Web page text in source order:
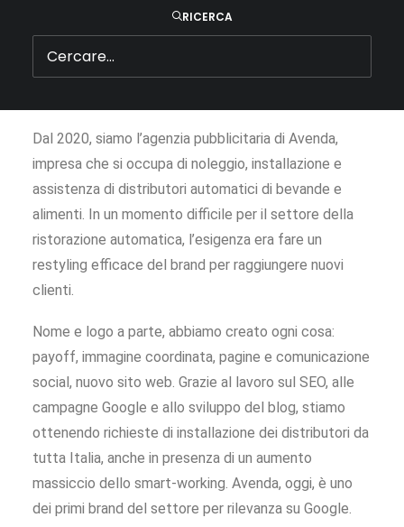
RICERCA
Home Avenda
Dal 2020, siamo l’agenzia pubblicitaria di Avenda,
impresa che si occupa di noleggio, installazione e
assistenza di distributori automatici di bevande e
alimenti. In un momento difficile per il settore della
ristorazione automatica, l’esigenza era fare un
restyling efficace del brand per raggiungere nuovi
clienti.
Nome e logo a parte, abbiamo creato ogni cosa:
payoff, immagine coordinata, pagine e comunicazione
social, nuovo sito web. Grazie al lavoro sul SEO, alle
campagne Google e allo sviluppo del blog, stiamo
ottenendo richieste di installazione dei distributori da
tutta Italia, anche in presenza di un aumento
massiccio dello smart-working. Avenda, oggi, è uno
dei primi brand del settore per rilevanza su Google.